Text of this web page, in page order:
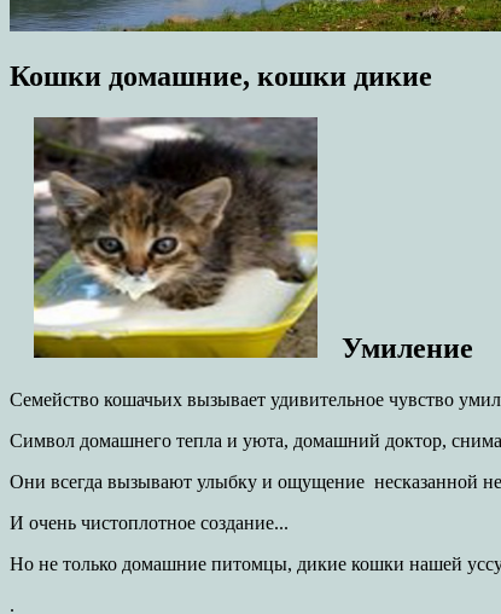
Кошки домашние, кошки дикие
Умиление
Семейство кошачьих вызывает удивительное чувство
Символ домашнего тепла и уюта, домашний доктор,
Они всегда вызывают улыбку и ощущение несказанной
И очень чистоплотное создание...
Но не только домашние питомцы, дикие кошки нашей
.